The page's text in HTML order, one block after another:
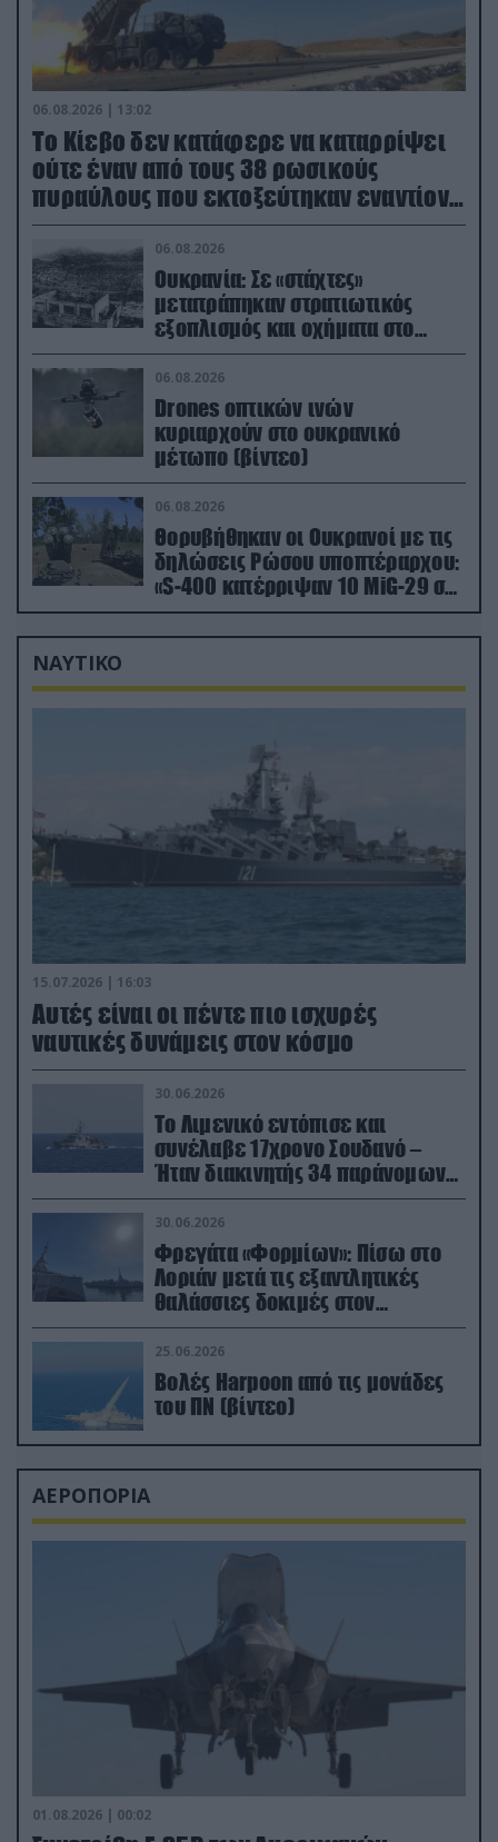
06.08.2026 | 13:02
Το Κίεβο δεν κατάφερε να καταρρίψει
ούτε έναν από τους 38 ρωσικούς
πυραύλους που εκτοξεύτηκαν εναντίον
του
06.08.2026
Ουκρανία: Σε «στάχτες»
μετατράπηκαν στρατιωτικός
εξοπλισμός και οχήματα στο
Κίεβο μετά από ρωσικά
πλήγματα (βίντεο)
06.08.2026
Drones οπτικών ινών
κυριαρχούν στο ουκρανικό
μέτωπο (βίντεο)
06.08.2026
Θορυβήθηκαν οι Ουκρανοί με τις
δηλώσεις Ρώσου υποπτέραρχου:
«S-400 κατέρριψαν 10 MiG-29 σε
μόλις μια μέρα!»
ΝΑΥΤΙΚΟ
15.07.2026 | 16:03
Aυτές είναι οι πέντε πιο ισχυρές
ναυτικές δυνάμεις στον κόσμο
30.06.2026
Το Λιμενικό εντόπισε και
συνέλαβε 17χρονο Σουδανό –
Ήταν διακινητής 34 παράνομων
μεταναστών
30.06.2026
Φρεγάτα «Φορμίων»: Πίσω στο
Λοριάν μετά τις εξαντλητικές
θαλάσσιες δοκιμές στον
απαιτητικό Βισκαϊκό
25.06.2026
Βολές Harpoon από τις μονάδες
του ΠΝ (βίντεο)
ΑΕΡΟΠΟΡΙΑ
01.08.2026 | 00:02